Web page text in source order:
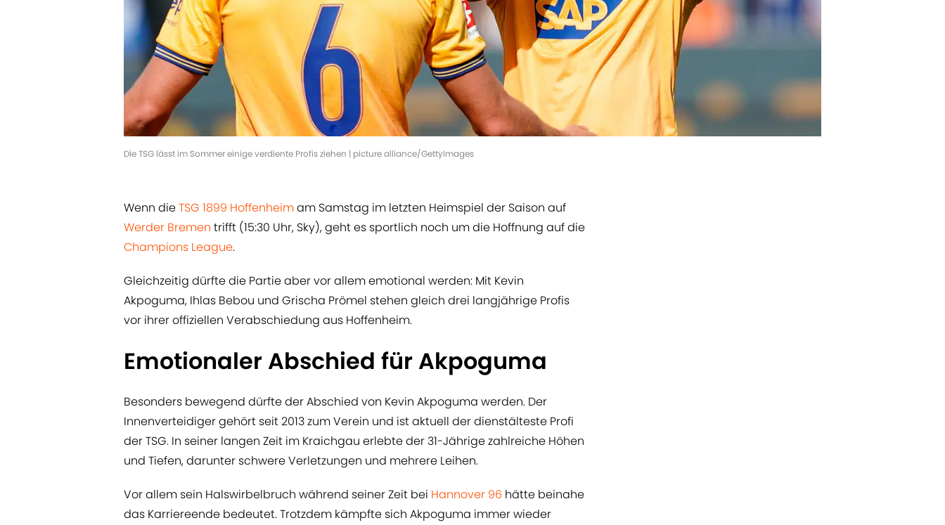
Die TSG lässt im Sommer einige verdiente Profis ziehen | picture alliance/GettyImages
Wenn dieTSG 1899 Hoffenheimam Samstag im letzten Heimspiel der Saison auf
Werder Bremen trifft (15:30 Uhr, Sky), geht es sportlich noch um die Hoffnung auf die
Champions League.
Gleichzeitig dürfte die Partie aber vor allem emotional werden: Mit Kevin
Akpoguma, Ihlas Bebou und Grischa Prömel stehen gleich drei langjährige Profis
vor ihrer offiziellen Verabschiedung aus Hoffenheim.
Emotionaler Abschied für Akpoguma
Besonders bewegend dürfte der Abschied von Kevin Akpoguma werden. Der
Innenverteidiger gehört seit 2013 zum Verein und ist aktuell der dienstälteste Profi
der TSG. In seiner langen Zeit im Kraichgau erlebte der 31-Jährige zahlreiche Höhen
und Tiefen, darunter schwere Verletzungen und mehrere Leihen.
Vor allem sein Halswirbelbruch während seiner Zeit bei Hannover 96 hätte beinahe
das Karriereende bedeutet. Trotzdem kämpfte sich Akpoguma immer wieder